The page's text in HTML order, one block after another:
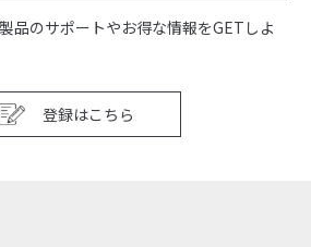
品のサポートやお得な情報をGETしよ
登録はこちら